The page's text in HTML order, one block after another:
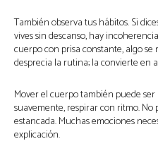
También observa tus hábitos. Si
vives sin descanso, hay
cuerpo con prisa constante, algo
desprecia la rutina; la convierte en
Mover el cuerpo también puede
suavemente, respirar con ritmo.
estancada. Muchas emociones
explicación.